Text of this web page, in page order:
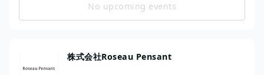
No upcoming events
株式会社Roseau Pensant